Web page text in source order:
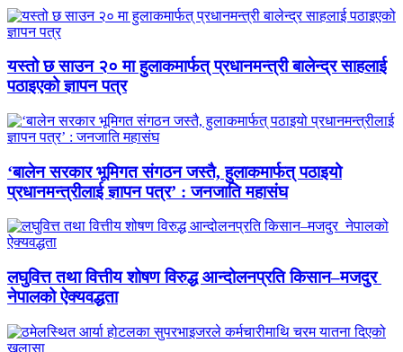
यस्तो छ साउन २० मा हुलाकमार्फत् प्रधानमन्त्री बालेन्द्र साहलाई
पठाइएको ज्ञापन पत्र
‘बालेन सरकार भूमिगत संगठन जस्तै, हुलाकमार्फत् पठाइयो
प्रधानमन्त्रीलाई ज्ञापन पत्र’ : जनजाति महासंघ
लघुवित्त तथा वित्तीय शोषण विरुद्ध आन्दोलनप्रति किसान–मजदुर
नेपालको ऐक्यवद्धता